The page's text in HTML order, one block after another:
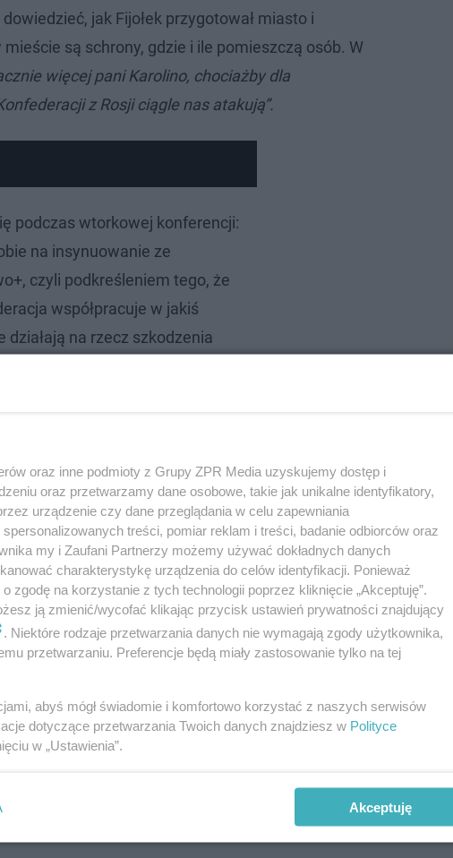
jak Fijołek przygotował miasto i
są schrony, gdzie i ile pomieszczą osób. W
więcej pani Karolino, chociażby dla
z Rosji ciągle nas atakują”.
podczas wtorkowej konferencji:
na insynuowanie ze
czyli podkreśleniem tego, że
współpracuje w jakiś
działają na rzecz szkodzenia
– dodała
publicznych przeprosin. Domagała się
papierowym i internetowym wydaniu gazety
sądu.
oraz inne podmioty z Grupy ZPR Media uzyskujemy dostęp i
oraz przetwarzamy dane osobowe, takie jak unikalne identyfikatory,
urządzenie czy dane przeglądania w celu zapewniania
treści, pomiar reklam i treści, badanie odbiorców oraz
my i Zaufani Partnerzy możemy używać dokładnych danych
charakterystykę urządzenia do celów identyfikacji. Ponieważ
zgodę na korzystanie z tych technologii poprzez kliknięcie „Akceptuję”.
ją zmienić/wycofać klikając przycisk ustawień prywatności znajdujący
. Niektóre rodzaje przetwarzania danych nie wymagają zgody użytkownika,
przetwarzaniu. Preferencje będą miały zastosowanie tylko na tej
abyś mógł świadomie i komfortowo korzystać z naszych serwisów
dotyczące przetwarzania Twoich danych znajdziesz w Polityce
w „Ustawienia”.
Akceptuję